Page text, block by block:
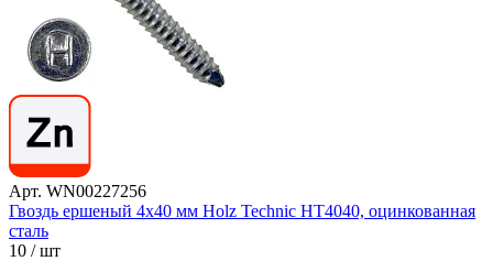
Арт. WN00227256
Гвоздь ершеный 4х40 мм Holz Technic HT4040, оцинкованная
сталь
10 / шт